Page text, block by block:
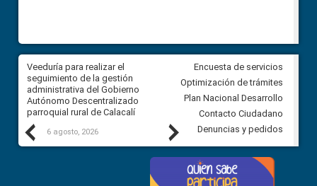
Previous
Veeduría para realizar el
seguimiento de la gestión
administrativa del Gobierno
Autónomo Descentralizado
parroquial rural de Calacalí
6 agosto, 2026
Veeduría para vigilar los
derivados de la Audiencia
comunidad Urbina, parroquia
Carolina
5 agosto, 2026
Next
Encuesta de servicios
Optimización de trámites
Plan Nacional Desarrollo
Contacto Ciudadano
Denuncias y pedidos